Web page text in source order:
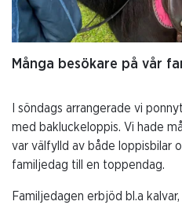
Många besökare på vår
I söndags arrangerade vi
med bakluckeloppis. Vi hade
var välfylld av både loppisbilar
familjedag till en toppendag.
Familjedagen erbjöd bl.a